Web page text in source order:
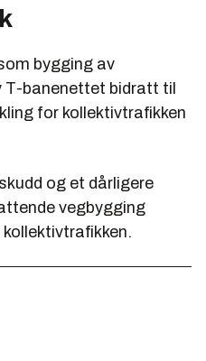
bygging av
T-banenettet bidratt til
for kollektivtrafikken
og et dårligere
vegbygging